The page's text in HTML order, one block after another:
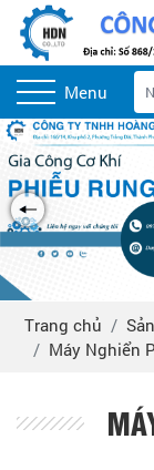
Menu
Trang chủ
Máy Nghiển